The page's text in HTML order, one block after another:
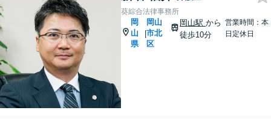
葵綜合法律事務所
岡
山
県
|
岡山
市北
区
岡山駅 から
徒歩10分
営業時間：本
日定休日